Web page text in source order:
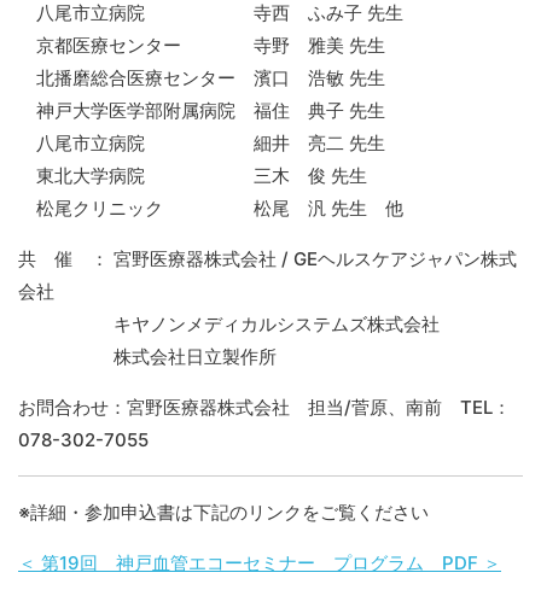
八尾市立病院 寺西 ふみ子 先生
京都医療センター 寺野 雅美 先生
北播磨総合医療センター 濱口 浩敏 先生
神戸大学医学部附属病院 福住 典子 先生
八尾市立病院 細井 亮二 先生
東北大学病院 三木 俊 先生
松尾クリニック 松尾 汎 先生 他
共 催 ： 宮野医療器株式会社 / GEヘルスケアジャパン株式
会社
キヤノンメディカルシステムズ株式会社
株式会社日立製作所
お問合わせ：宮野医療器株式会社 担当/菅原、南前 TEL：
078-302-7055
※詳細・参加申込書は下記のリンクをご覧ください
＜ 第19回 神戸血管エコーセミナー プログラム PDF ＞